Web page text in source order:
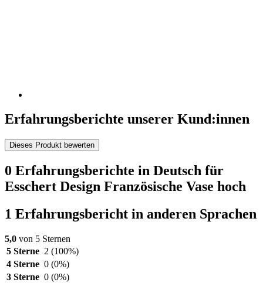
Erfahrungsberichte unserer Kund:innen
Dieses Produkt bewerten
0 Erfahrungsberichte in Deutsch für
Esschert Design Französische Vase hoch
1 Erfahrungsbericht in anderen Sprachen
5,0 von 5 Sternen
5 Sterne 2 (100%)
4 Sterne 0 (0%)
3 Sterne 0 (0%)